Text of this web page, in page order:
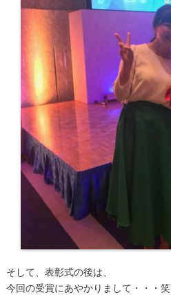
そして、表彰式の後は、
今回の受賞にあやかりまして・・・笑